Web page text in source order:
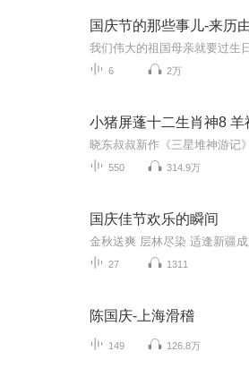
国庆节的那些事儿-来历
6 2万
550 314.9万
国庆佳节欢乐的瞬间
27 1311
陈国庆-上海滑稽
149 126.8万